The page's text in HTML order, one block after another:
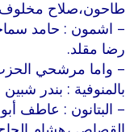
طاحون،صلاح مخلوف
– اشمون : حامد
رضا مقلد.
بالمنوفية : بندر
– البتانون : عاطف